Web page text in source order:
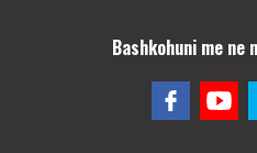
Bashkohuni me